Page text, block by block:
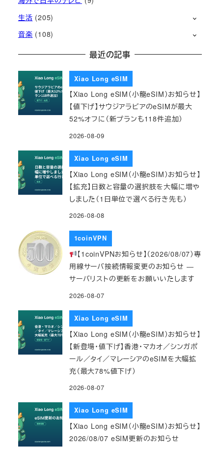
生活 (205)
音楽 (108)
最近の記事
Xiao Long eSIM
【Xiao Long eSIM（小龍eSIM）お知らせ】
【値下げ】サウジアラビアのeSIMが最大
52%オフに（新プランも118件追加）
2026-08-09
Xiao Long eSIM
【Xiao Long eSIM（小龍eSIM）お知らせ】
【拡充】日数と容量の選択肢を大幅に増や
しました（1日単位で選べる行き先も）
2026-08-08
1coinVPN
【1coinVPNお知らせ】（2026/08/07）専
用線サーバ接続情報変更のお知らせ ―
サーバリストの更新をお願いいたします
2026-08-07
Xiao Long eSIM
【Xiao Long eSIM（小龍eSIM）お知らせ】
【新登場・値下げ】香港・マカオ／シンガポ
ール／タイ／マレーシアのeSIMを大幅拡
充（最大78%値下げ）
2026-08-07
Xiao Long eSIM
【Xiao Long eSIM（小龍eSIM）お知らせ】
2026/08/07 eSIM更新のお知らせ